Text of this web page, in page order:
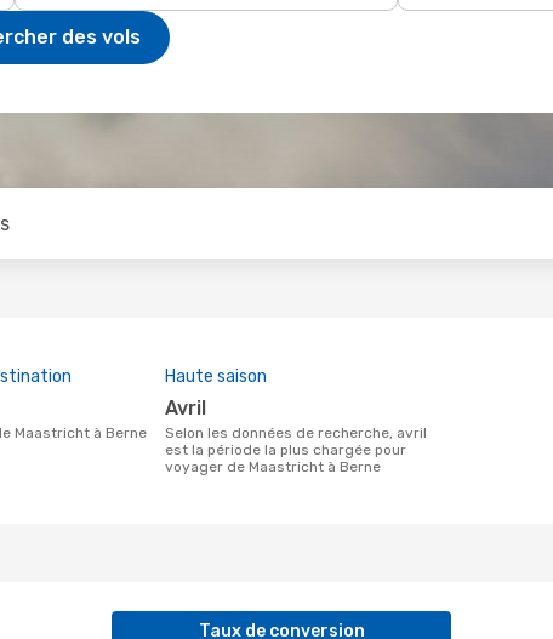
des vols
Maastricht à Berne
Haute saison
avril
Selon les données de recherche, avril
est la période la plus chargée pour
voyager de Maastricht à Berne
Taux de conversion